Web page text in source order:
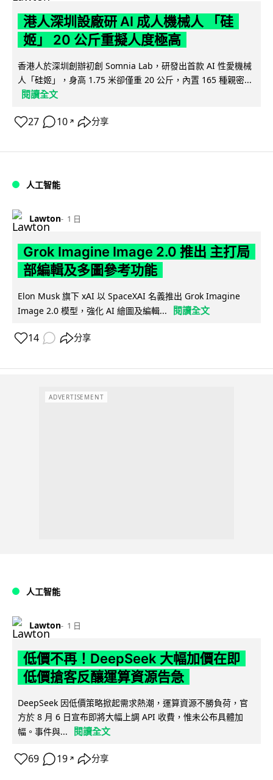
港人深圳設廠研 AI 成人機械人 「硅
姬」 20 公斤重擬人度極高
香港人於深圳創辦初創 Somnia Lab，研發出首款 AI 性愛機械
人「硅姬」，身高 1.75 米卻僅重 20 公斤，內置 165 種親密...
閱讀全文
27 10 ↗ 分享
人工智能
Lawton 1 日
Grok Imagine Image 2.0 推出 主打局
部編輯及多圖參考功能
Elon Musk 旗下 xAI 以 SpaceXAI 名義推出 Grok Imagine
Image 2.0 模型，強化 AI 繪圖及編輯...
閱讀全文
14 分享
ADVERTISEMENT
人工智能
Lawton 1 日
低價不再！DeepSeek 大幅加價在即
低價搶客反釀運算資源告急
DeepSeek 因低價策略掀起需求熱潮，運算資源不勝負荷，官
方於 8 月 6 日宣布即將大幅上調 API 收費，惟未公布具體加
幅。事件與...
閱讀全文
69 19 ↗ 分享